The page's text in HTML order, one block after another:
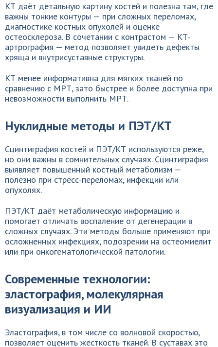
КТ даёт детальную картину костей и полезна там, где
важны тонкие контуры — при сложных переломах,
диагностике костных опухолей и оценке
остеосклероза. В сочетании с контрастом — КТ-
артрография — метод позволяет увидеть дефекты
хряща и внутрисуставные структуры.
КТ менее информативна для мягких тканей по
сравнению с МРТ, зато быстрее и более доступна при
невозможности выполнить МРТ.
Нуклидные методы и ПЭТ/КТ
Сцинтиграфия костей и ПЭТ/КТ используются реже,
но они важны в сомнительных случаях. Сцинтиграфия
выявляет повышенный костный метаболизм —
полезно при стресс-переломах, инфекции или
опухолях.
ПЭТ/КТ даёт метаболическую информацию и
помогает отличать воспаление от дегенерации в
сложных случаях. Эти методы больше применяют при
осложнённых инфекциях, подозрении на остеомиелит
или при онкогематологической патологии.
Современные технологии:
эластография, молекулярная
визуализация и ИИ
Эластография, в том числе со волновой скоростью,
позволяет оценить жёсткость тканей. В суставах это